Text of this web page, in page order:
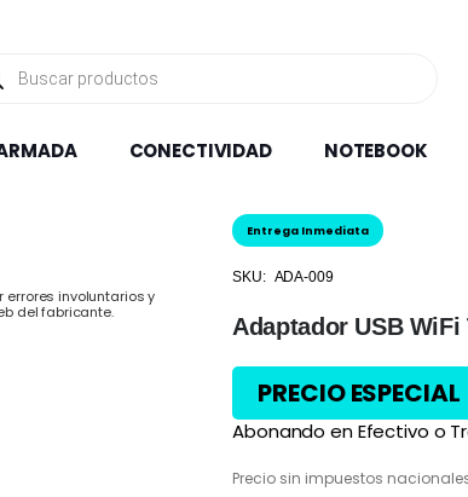
CONECTIVIDAD NOTEBOOK
involuntarios y
del fabricante.
Entrega Inmediata
SKU: ADA-009
Adaptador USB WiFi
PRECIO ESPECIAL
Abonando en Efectivo o
Precio sin impuestos